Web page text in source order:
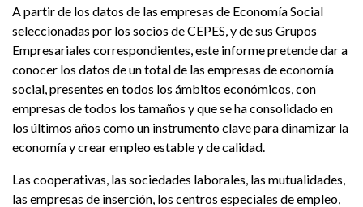
A partir de los datos de las empresas de Economía Social
seleccionadas por los socios de CEPES, y de sus Grupos
Empresariales correspondientes, este informe pretende dar a
conocer los datos de un total de las empresas de economía
social, presentes en todos los ámbitos económicos, con
empresas de todos los tamaños y que se ha consolidado en
los últimos años como un instrumento clave para dinamizar la
economía y crear empleo estable y de calidad.
Las cooperativas, las sociedades laborales, las mutualidades,
las empresas de inserción, los centros especiales de empleo,